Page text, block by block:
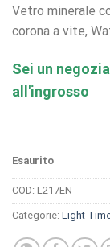
Vetro minerale
corona a vite,
Sei un
all'ingrosso
Esaurito
COD: L217EN
Categorie: Light